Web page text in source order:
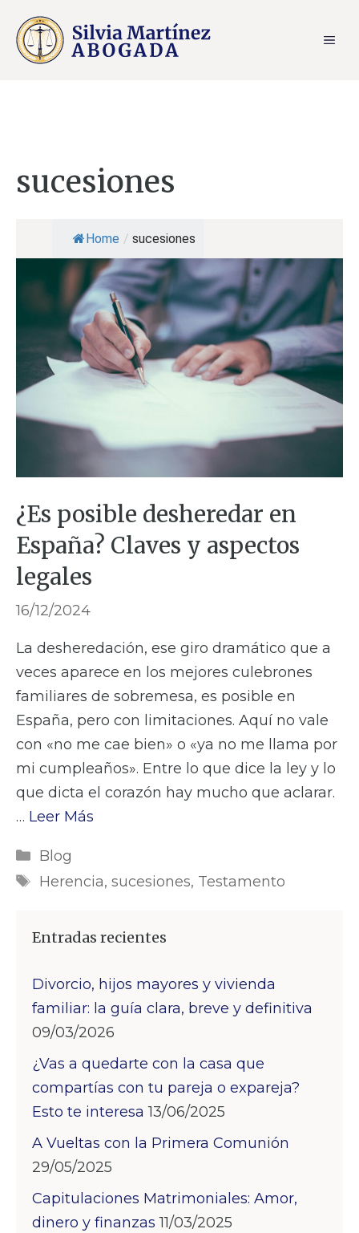
contenido
sucesiones
Home / sucesiones
¿Es posible desheredar en
España? Claves y aspectos
legales
16/12/2024
La desheredación, ese giro dramático que a
veces aparece en los mejores culebrones
familiares de sobremesa, es posible en
España, pero con limitaciones. Aquí no vale
con «no me cae bien» o «ya no me llama por
mi cumpleaños». Entre lo que dice la ley y lo
que dicta el corazón hay mucho que aclarar.
… Leer Más
Categorías
Blog
Etiquetas
Herencia, sucesiones, Testamento
Entradas recientes
Divorcio, hijos mayores y vivienda
familiar: la guía clara, breve y definitiva
09/03/2026
¿Vas a quedarte con la casa que
compartías con tu pareja o expareja?
Esto te interesa 13/06/2025
A Vueltas con la Primera Comunión
29/05/2025
Capitulaciones Matrimoniales: Amor,
dinero y finanzas 11/03/2025